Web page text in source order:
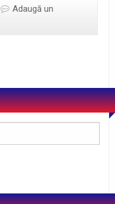
Adaugă un